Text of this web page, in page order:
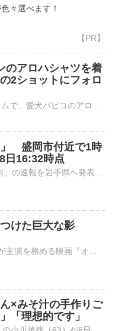
々選べます！
のアロハシャツを着
2ショットにフォロ
」 盛岡市付近で1時
日16:32時点
つけた巨大な影
×みそ汁の手作りご
「理想的です」